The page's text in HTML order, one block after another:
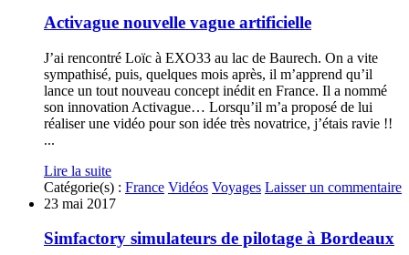
Activague nouvelle vague artificielle
J’ai rencontré Loïc à EXO33 au lac de Baurech. On a vite
sympathisé, puis, quelques mois après, il m’apprend qu’il
lance un tout nouveau concept inédit en France. Il a nommé
son innovation Activague… Lorsqu’il m’a proposé de lui
réaliser une vidéo pour son idée très novatrice, j’étais ravie !!
...
Lire la suite
Catégorie(s) : France Vidéos Voyages Laisser un commentaire
23 mai 2017
Simfactory simulateurs de pilotage à Bordeaux